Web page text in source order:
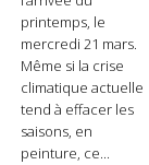
printemps, le
mercredi 21 mars.
Même si la crise
climatique actuelle
tend à effacer les
saisons, en
peinture, ce...